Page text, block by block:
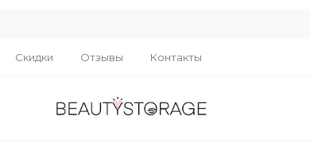
Скидки Отзывы Контакты